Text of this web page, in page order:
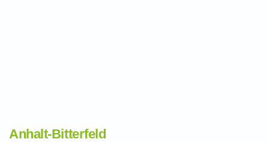
Anhalt-Bitterfeld